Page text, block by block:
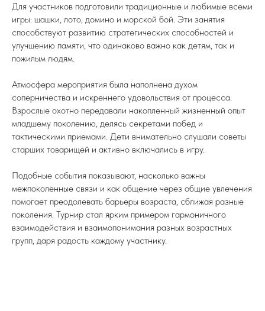
Для участников подготовили традиционные и любимые всеми
игры: шашки, лото, домино и морской бой. Эти занятия
способствуют развитию стратегических способностей и
улучшению памяти, что одинаково важно как детям, так и
пожилым людям.
Атмосфера мероприятия была наполнена духом
соперничества и искреннего удовольствия от процесса.
Взрослые охотно передавали накопленный жизненный опыт
младшему поколению, делясь секретами побед и
тактическими приемами. Дети внимательно слушали советы
старших товарищей и активно включались в игру.
Подобные события показывают, насколько важны
межпоколенные связи и как общение через общие увлечения
помогает преодолевать барьеры возраста, сближая разные
поколения. Турнир стал ярким примером гармоничного
взаимодействия и взаимопонимания разных возрастных
групп, даря радость каждому участнику.